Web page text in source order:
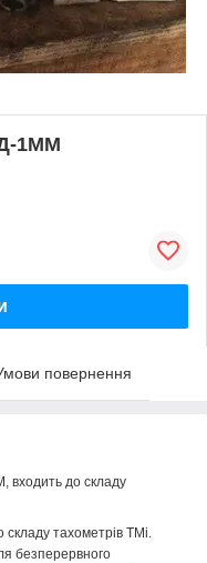
1ММ
повернення
до складу
тахометрів ТМі.
безперервного